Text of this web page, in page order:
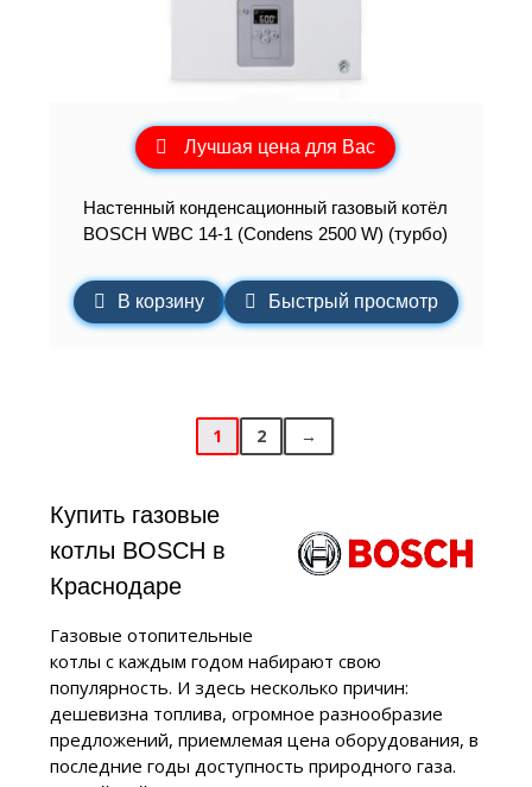
Лучшая цена для Вас
Настенный конденсационный газовый котёл
BOSCH WBC 14-1 (Condens 2500 W) (турбо)
В корзину Быстрый просмотр
1 2 →
Купить газовые
котлы BOSCH в
Краснодаре
Газовые отопительные
котлы с каждым годом набирают свою
популярность. И здесь несколько причин:
дешевизна топлива, огромное разнообразие
предложений, приемлемая цена оборудования, в
последние годы доступность природного газа.